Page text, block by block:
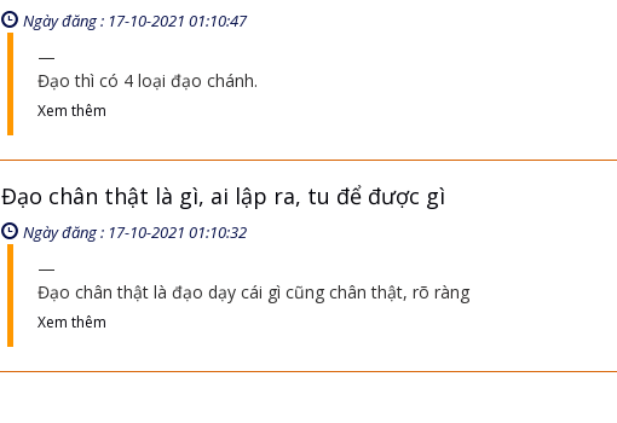
Ngày đăng : 17-10-2021 01:10:47
Đạo thì có 4 loại đạo chánh.
Xem thêm
Đạo chân thật là gì, ai lập ra, tu để được gì
Ngày đăng : 17-10-2021 01:10:32
Đạo chân thật là đạo dạy cái gì cũng chân thật, rõ ràng
Xem thêm